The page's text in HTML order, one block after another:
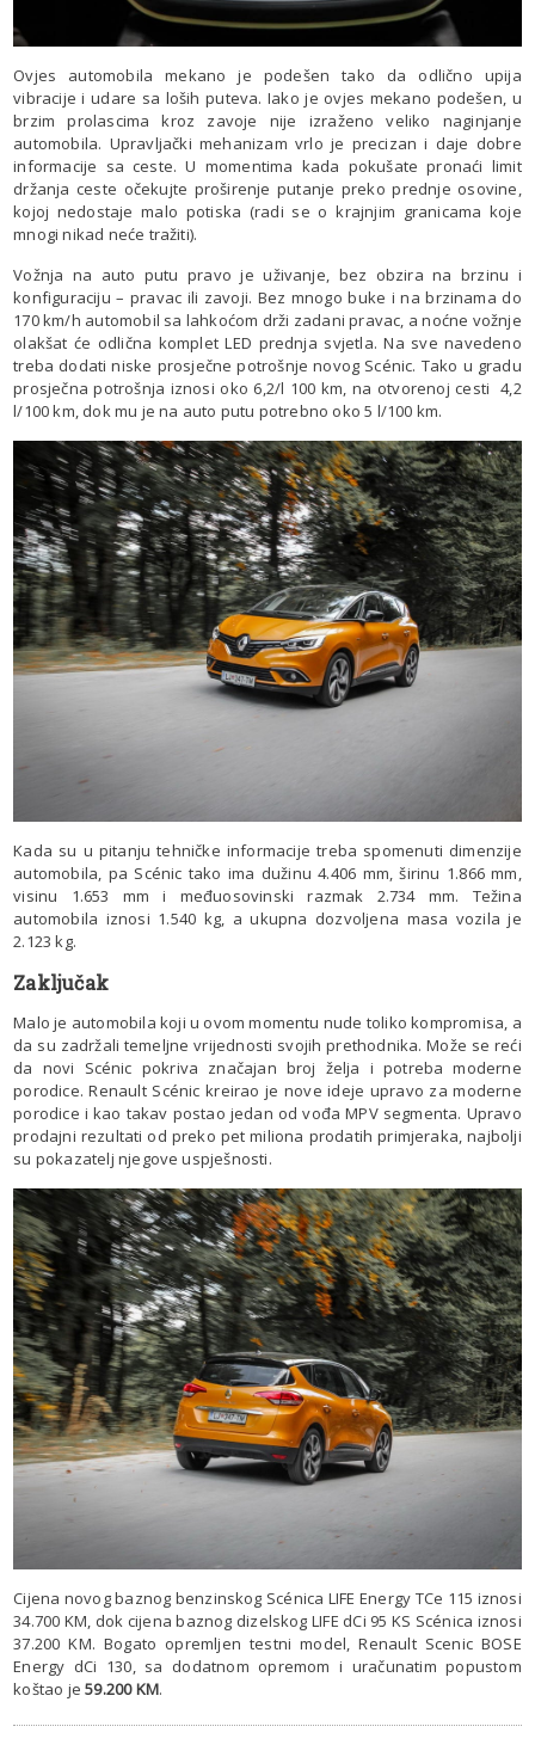
Ovjes automobila mekano je podešen tako da odlično upija
vibracije i udare sa loših puteva. Iako je ovjes mekano podešen, u
brzim prolascima kroz zavoje nije izraženo veliko naginjanje
automobila. Upravljački mehanizam vrlo je precizan i daje dobre
informacije sa ceste. U momentima kada pokušate pronaći limit
držanja ceste očekujte proširenje putanje preko prednje osovine,
kojoj nedostaje malo potiska (radi se o krajnjim granicama koje
mnogi nikad neće tražiti).
Vožnja na auto putu pravo je uživanje, bez obzira na brzinu i
konfiguraciju – pravac ili zavoji. Bez mnogo buke i na brzinama do
170 km/h automobil sa lahkoćom drži zadani pravac, a noćne vožnje
olakšat će odlična komplet LED prednja svjetla. Na sve navedeno
treba dodati niske prosječne potrošnje novog Scénic. Tako u gradu
prosječna potrošnja iznosi oko 6,2/l 100 km, na otvorenoj cesti 4,2
l/100 km, dok mu je na auto putu potrebno oko 5 l/100 km.
Kada su u pitanju tehničke informacije treba spomenuti dimenzije
automobila, pa Scénic tako ima dužinu 4.406 mm, širinu 1.866 mm,
visinu 1.653 mm i međuosovinski razmak 2.734 mm. Težina
automobila iznosi 1.540 kg, a ukupna dozvoljena masa vozila je
2.123 kg.
Zaključak
Malo je automobila koji u ovom momentu nude toliko kompromisa, a
da su zadržali temeljne vrijednosti svojih prethodnika. Može se reći
da novi Scénic pokriva značajan broj želja i potreba moderne
porodice. Renault Scénic kreirao je nove ideje upravo za moderne
porodice i kao takav postao jedan od vođa MPV segmenta. Upravo
prodajni rezultati od preko pet miliona prodatih primjeraka, najbolji
su pokazatelj njegove uspješnosti.
Cijena novog baznog benzinskog Scénica LIFE Energy TCe 115 iznosi
34.700 KM, dok cijena baznog dizelskog LIFE dCi 95 KS Scénica iznosi
37.200 KM. Bogato opremljen testni model, Renault Scenic BOSE
Energy dCi 130, sa dodatnom opremom i uračunatim popustom
koštao je 59.200 KM.